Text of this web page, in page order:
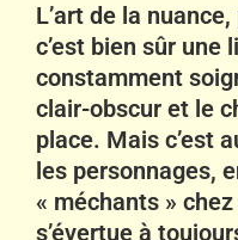
L’art de la
c’est bien sûr une
constamment
clair-obscur et le
place. Mais c’est
les personnages,
« méchants »
s’évertue à